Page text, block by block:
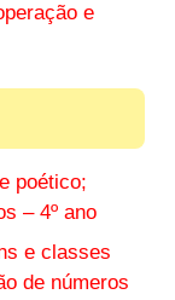
e
poético;
– 4º ano
e classes
de números